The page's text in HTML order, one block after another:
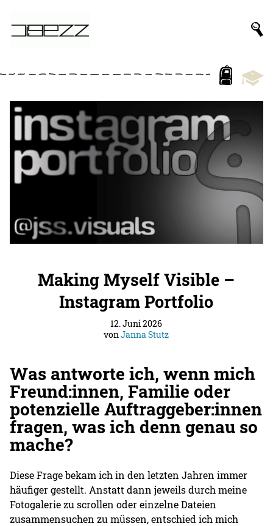
Making Myself Visible –
Instagram Portfolio
12. Juni 2026
vonJanna Stutz
Was antworte ich, wenn mich
Freund:innen, Familie oder
potenzielle Auftraggeber:innen
fragen, was ich denn genau so
mache?
Diese Frage bekam ich in den letzten Jahren immer
häufiger gestellt. Anstatt dann jeweils durch meine
Fotogalerie zu scrollen oder einzelne Dateien
zusammensuchen zu müssen, entschied ich mich